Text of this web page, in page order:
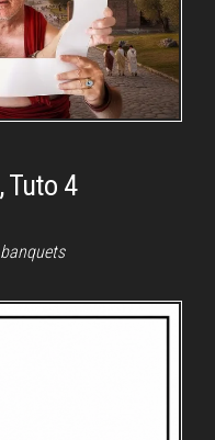
Tuto 4